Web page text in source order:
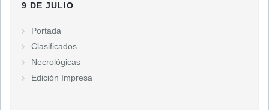
9 DE JULIO
Portada
Clasificados
Necrológicas
Edición Impresa